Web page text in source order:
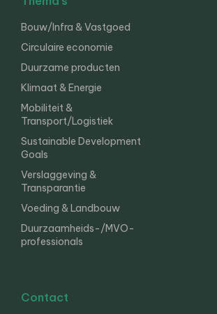
Bouw/Infra & Vastgoed
Circulaire economie
Duurzame producten
Klimaat & Energie
Mobiliteit &
Transport/Logistiek
Sustainable Development
Goals
Verslaggeving &
Transparantie
Voeding & Landbouw
Duurzaamheids-/MVO-
professionals
Contact